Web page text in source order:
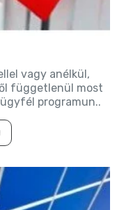
vagy anélkül,
függetlenül most
programun..